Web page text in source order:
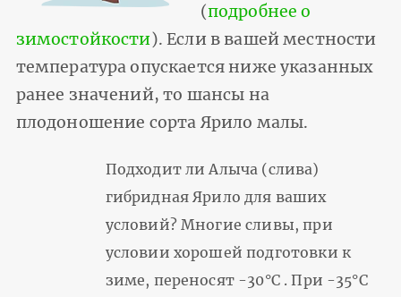
(подробнее о
зимостойкости). Если в вашей местности
температура опускается ниже указанных
ранее значений, то шансы на
плодоношение сорта Ярило малы.
Подходит ли Алыча (слива)
гибридная Ярило для ваших
условий? Многие сливы, при
условии хорошей подготовки к
зиме, переносят -30°С . При -35°С